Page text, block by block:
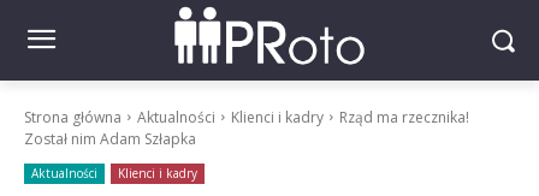
Strona główna Aktualności Klienci i kadry
Rząd ma rzecznika!
Został nim Adam Szłapka
Aktualności Klienci i kadry